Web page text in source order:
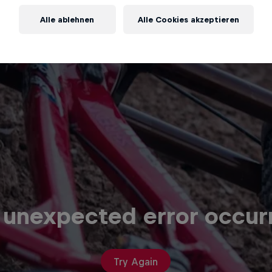
error
Try Again
Alle ablehnen Alle Cookies akzeptieren